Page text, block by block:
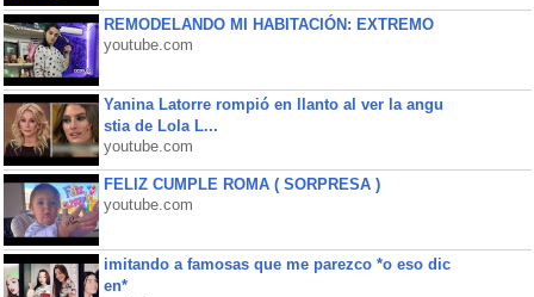
REMODELANDO MI HABITACIÓN: EXTREMO
youtube.com
Yanina Latorre rompió en llanto al ver la angu
stia de Lola L...
youtube.com
FELIZ CUMPLE ROMA ( SORPRESA )
youtube.com
imitando a famosas que me parezco *o eso dic
en*